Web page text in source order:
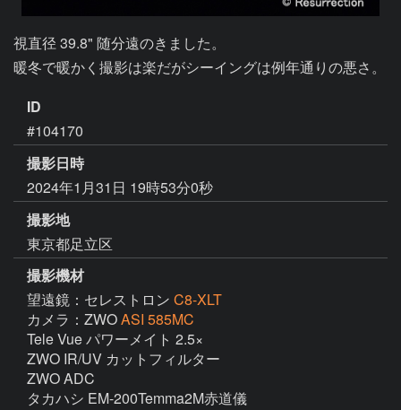
視直径 39.8" 随分遠のきました。
暖冬で暖かく撮影は楽だがシーイングは例年通りの悪さ。
ID
#104170
撮影日時
2024年1月31日 19時53分0秒
撮影地
東京都足立区
撮影機材
望遠鏡：セレストロン C8-XLT
カメラ：ZWOASI 585MC
Tele Vue パワーメイト 2.5×
ZWO IR/UV カットフィルター
ZWO ADC
タカハシ EM-200Temma2M赤道儀